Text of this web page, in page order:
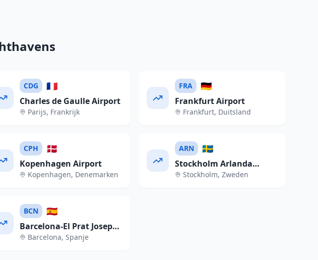
CDG 🇫🇷
Charles de Gaulle Airport
Parijs, Frankrijk
FRA 🇩🇪
Frankfurt Airport
Frankfurt, Duitsland
CPH 🇩🇰
Kopenhagen Airport
Kopenhagen, Denemarken
ARN 🇸🇪
Stockholm Arlanda
Airport
Stockholm, Zweden
BCN 🇪🇸
Barcelona-El Prat Josep
Tarradellas Airport
Barcelona, Spanje